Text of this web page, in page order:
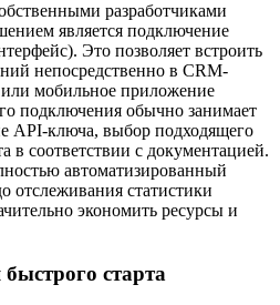
разработчиками
является подключение
Это позволяет встроить
непосредственно в CRM-
или мобильное приложение
подключения обычно занимает
API-ключа, выбор подходящего
в соответствии с документацией.
автоматизированный
отслеживания статистики
экономить ресурсы и
старта